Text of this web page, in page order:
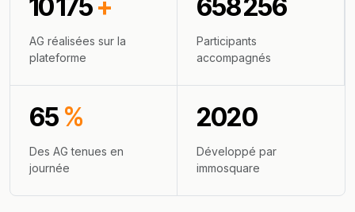
10 175+
AG réalisées sur la
plateforme
658 256
Participants
accompagnés
65 %
Des AG tenues en
journée
2020
Développé par
immosquare